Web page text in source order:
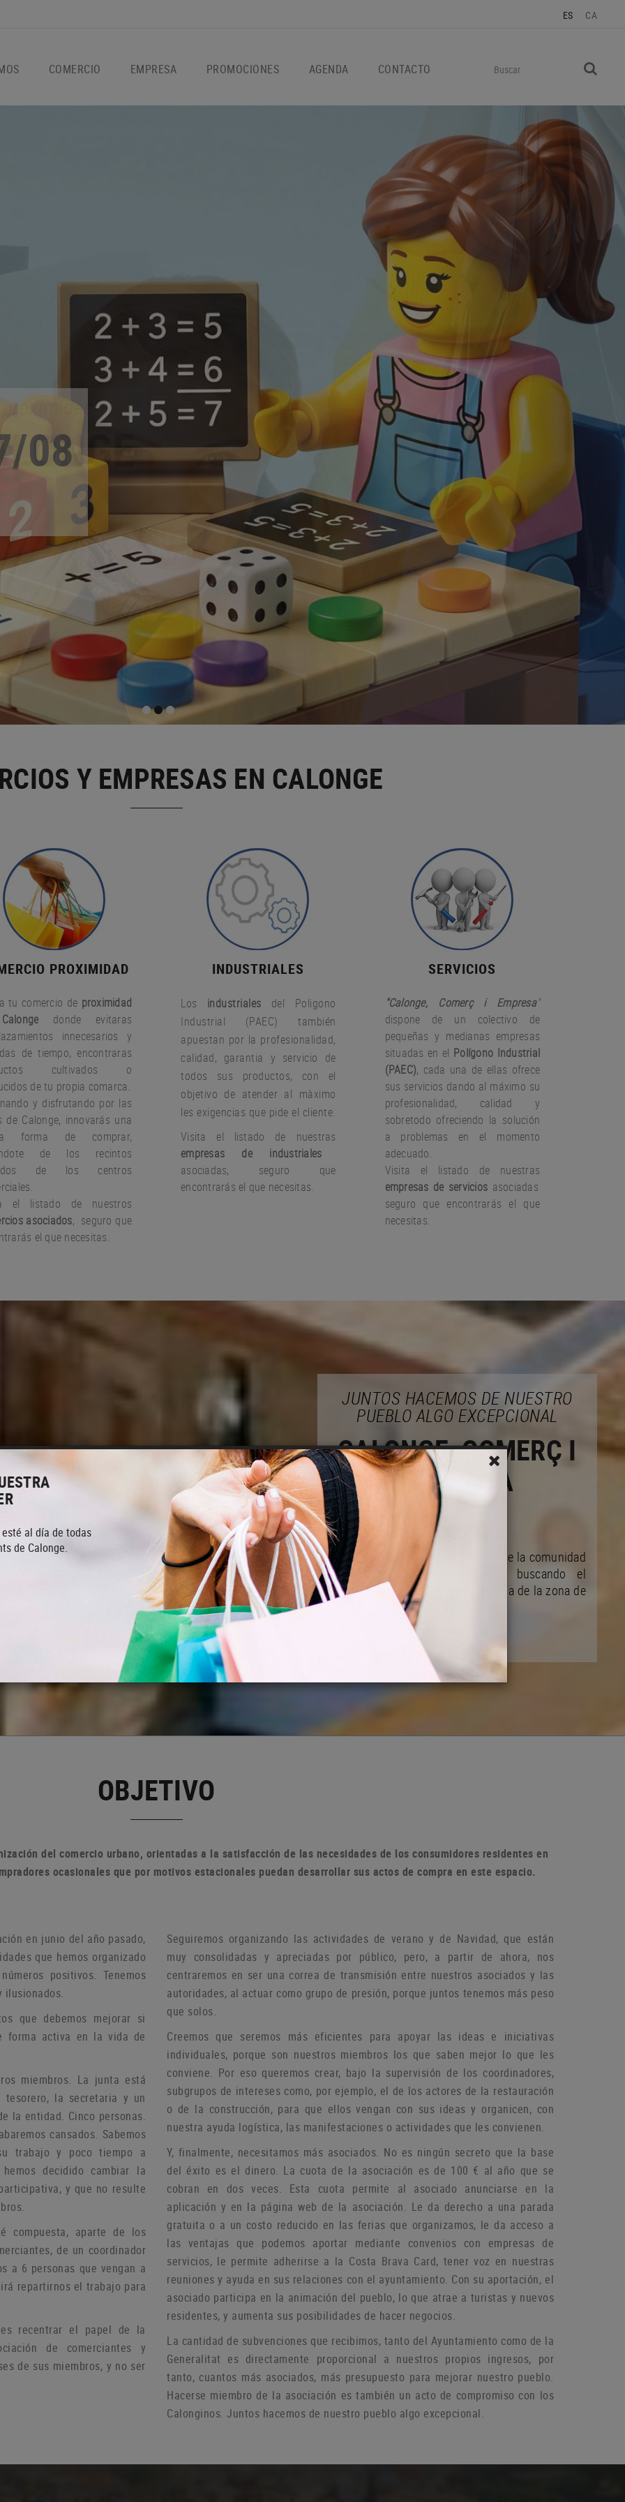
ES CA
COMERCIO EMPRESA PROMOCIONES AGENDA CONTACTO
Y EMPRESAS EN CALONGE
PROXIMIDAD
tu comercio de proximidad
donde evitaras
innecesarios y
de tiempo, encontraras
cultivados o
de tu propia comarca.
y disfrutando por las
de Calonge, innovarás una
forma de comprar,
de los recintos
de los centros
el listado de nuestros
asociados, seguro que
el que necesitas.
INDUSTRIALES
Los industriales del Poligono
Industrial (PAEC) también
apuestan por la profesionalidad,
calidad, garantia y servicio de
todos sus productos, con el
objetivo de atender al màximo
les exigencias que pide el cliente.
Visita el listado de nuestras
empresas de industriales
asociadas, seguro que
encontrarás el que necesitas.
SERVICIOS
"Calonge, Comerç i Empresa"
dispone de un colectivo de
pequeñas y medianas empresas
situadas en el Polígono Industrial
(PAEC), cada una de ellas ofrece
sus servicios dando al máximo su
profesionalidad, calidad y
sobretodo ofreciendo la solución
a problemas en el momento
adecuado.
Visita el listado de nuestras
empresas de servicios asociadas
seguro que encontrarás el que
necesitas.
JUNTOS HACEMOS DE NUESTRO
PUEBLO ALGO EXCEPCIONAL
CALONGE, COMERÇ I
EMPRESA
Actuamos en bien de las mejoras de la comunidad
y de su desarrollo ciudadano buscando el
mejoramiento de la vida comunitaria de la zona de
la población
OBJETIVO
del comercio urbano, orientadas a la satisfacción de las necesidades de los consumidores residentes en
ocasionales que por motivos estacionales puedan desarrollar sus actos de compra en este espacio.
en junio del año pasado,
que hemos organizado
positivos. Tenemos
ilusionados.
que debemos mejorar si
forma activa en la vida de
miembros. La junta está
la secretaria y un
la entidad. Cinco personas.
cansados. Sabemos
trabajo y poco tiempo a
decidido cambiar la
y que no resulte
compuesta, aparte de los
de un coordinador
a 6 personas que vengan a
repartirnos el trabajo para
recentrar el papel de la
de comerciantes y
de sus miembros, y no ser
Seguiremos organizando las actividades de verano y de Navidad, que están
muy consolidadas y apreciadas por público, pero, a partir de ahora, nos
centraremos en ser una correa de transmisión entre nuestros asociados y las
autoridades, al actuar como grupo de presión, porque juntos tenemos más peso
que solos.
Creemos que seremos más eficientes para apoyar las ideas e iniciativas
individuales, porque son nuestros miembros los que saben mejor lo que les
conviene. Por eso queremos crear, bajo la supervisión de los coordinadores,
subgrupos de intereses como, por ejemplo, el de los actores de la restauración
o de la construcción, para que ellos vengan con sus ideas y organicen, con
nuestra ayuda logística, las manifestaciones o actividades que les convienen.
Y, finalmente, necesitamos más asociados. No es ningún secreto que la base
del éxito es el dinero. La cuota de la asociación es de 100 € al año que se
cobran en dos veces. Esta cuota permite al asociado anunciarse en la
aplicación y en la página web de la asociación. Le da derecho a una parada
gratuita o a un costo reducido en las ferias que organizamos, le da acceso a
las ventajas que podemos aportar mediante convenios con empresas de
servicios, le permite adherirse a la Costa Brava Card, tener voz en nuestras
reuniones y ayuda en sus relaciones con el ayuntamiento. Con su aportación, el
asociado participa en la animación del pueblo, lo que atrae a turistas y nuevos
residentes, y aumenta sus posibilidades de hacer negocios.
La cantidad de subvenciones que recibimos, tanto del Ayuntamiento como de la
Generalitat es directamente proporcional a nuestros propios ingresos, por
tanto, cuantos más asociados, más presupuesto para mejorar nuestro pueblo.
Hacerse miembro de la asociación es también un acto de compromiso con los
Calonginos. Juntos hacemos de nuestro pueblo algo excepcional.
al día de todas
de Calonge.